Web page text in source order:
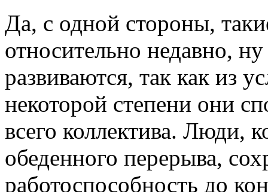
Да, с одной стороны,
относительно недавно,
развиваются, так как из
некоторой степени они
всего коллектива. Люди,
обеденного перерыва,
работоспособность до